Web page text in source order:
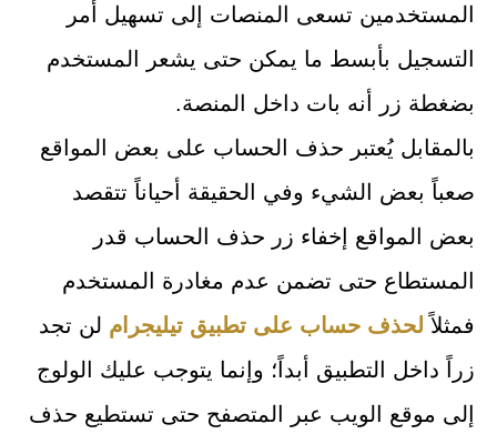
المستخدمين تسعى المنصات إلى تسهيل أمر
التسجيل بأبسط ما يمكن حتى يشعر المستخدم
بضغطة زر أنه بات داخل المنصة.
بالمقابل يُعتبر حذف الحساب على بعض المواقع
صعباً بعض الشيء وفي الحقيقة أحياناً تتقصد
بعض المواقع إخفاء زر حذف الحساب قدر
المستطاع حتى تضمن عدم مغادرة المستخدم
فمثلاً لحذف حساب على تطبيق تيليجرام لن تجد
زراً داخل التطبيق أبداً؛ وإنما يتوجب عليك الولوج
إلى موقع الويب عبر المتصفح حتى تستطيع حذف